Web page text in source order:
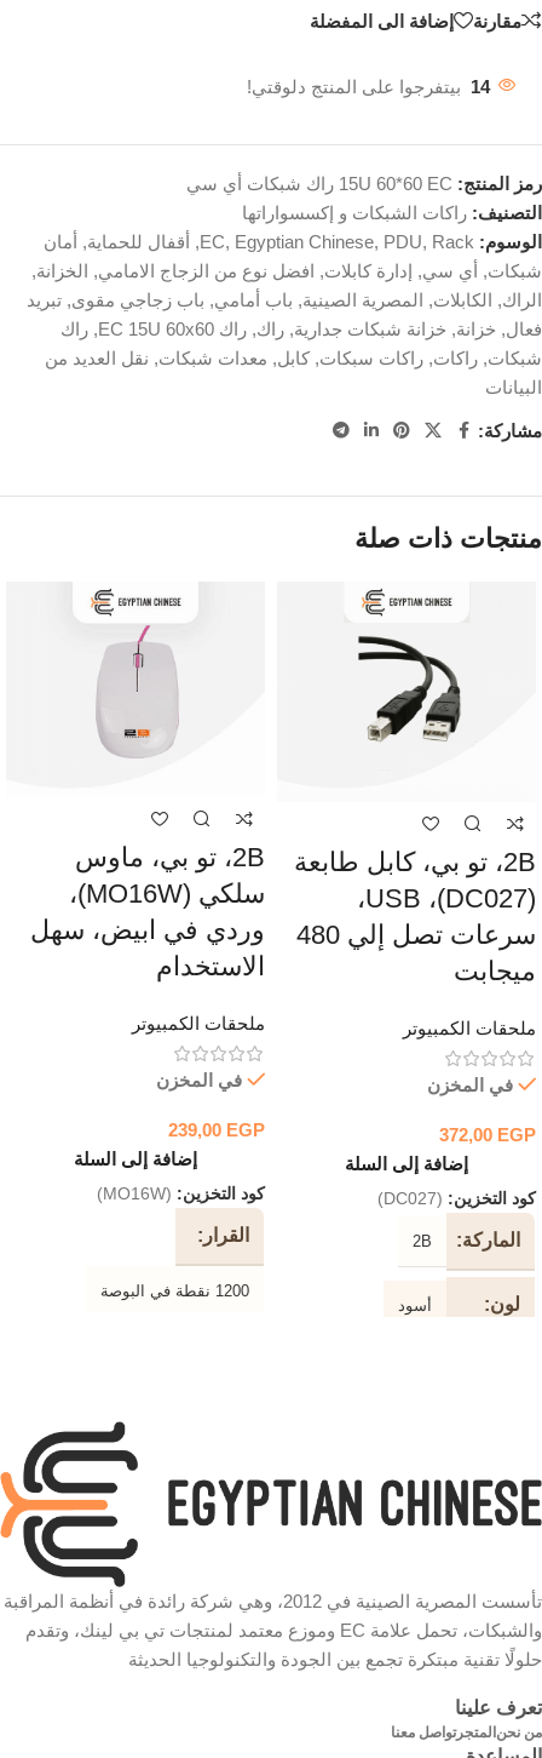
مقارنة إضافة الى المفضلة
14 بيتفرجوا على المنتج دلوقتي!
رمز المنتج: 15U 60*60 EC راك شبكات أي سي
التصنيف: راكات الشبكات و إكسسواراتها
الوسوم:
EC, Egyptian Chinese, PDU, Rack
, أقفال للحماية, أمان
شبكات, أي سي, إدارة كابلات, افضل نوع من الزجاج الامامي, الخزانة,
الراك, الكابلات, المصرية الصينية, باب أمامي, باب زجاجي مقوى, تبريد
فعال, خزانة, خزانة شبكات جدارية, راك, راك EC 15U 60x60 , راك
شبكات, راكات, راكات سبكات, كابل, معدات شبكات, نقل العديد من
البيانات
مشاركة:
منتجات ذات صلة
2B، تو بي، كابل طابعة
(DC027)، USB،
سرعات تصل إلي 480
ميجابت
ملحقات الكمبيوتر
في المخزن
372,00 EGP
إضافة إلى السلة
كود التخزين: (DC027)
الماركة 2B
لون أسود
الكابل
480 ميجابت في الثانية
شكل
2B، تو بي، ماوس
سلكي (MO16W)،
وردي في ابيض، سهل
الاستخدام
ملحقات الكمبيوتر
في المخزن
239,00 EGP
إضافة إلى السلة
كود التخزين: (MO16W)
القرار
1200 نقطة في البوصة
وظيفة
الفأرة
الضوئية السلكية
الون وردي في أبيض
التوصيل سلكي
تأسست المصرية الصينية في 2012، وهي شركة رائدة في أنظمة المراقبة
والشبكات، تحمل علامة EC وموزع معتمد لمنتجات تي بي لينك، وتقدم
حلولًا تقنية مبتكرة تجمع بين الجودة والتكنولوجيا الحديثة
تعرف علينا
من نحنالمتجرتواصل معنا